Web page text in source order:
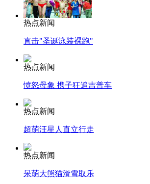
热点新闻
直击"圣诞泳装裸跑"
热点新闻
愤怒母象 携子狂追吉普车
热点新闻
超萌汪星人直立行走
热点新闻
呆萌大熊猫滑雪取乐